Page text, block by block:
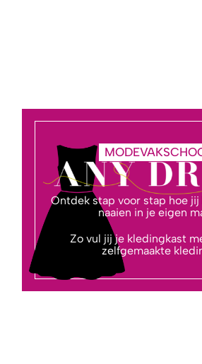
Ontdek stap voor stap hoe
naaien in je eigen
Zo vul jij je kledingkast
zelfgemaakte